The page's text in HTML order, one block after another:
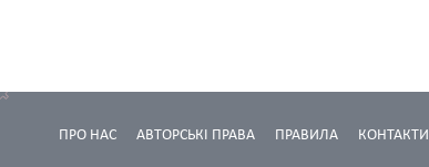
КОНТАКТИ
ПРАВИЛА
АВТОРСЬКІ ПРАВА
ПРО НАС